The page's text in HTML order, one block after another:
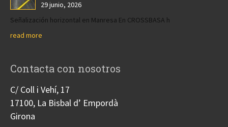
29 junio, 2026
Señalización horizontal en Manresa En CROSSBASA h
read more
Contacta con nosotros
C/ Coll i Vehí, 17
17100, La Bisbal d’ Empordà
Girona